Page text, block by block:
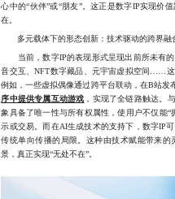
心中的“伙伴”或“朋友”。这正是数字IP实现
在。
多元载体下的形态创新：技术驱动的跨界融
当前，数字IP的表现形式呈现出前所未有的
音交互、NFT数字藏品、元宇宙虚拟空间……
例如，一些虚拟偶像通过跨平台联动，在B站发
序中提供专属互动游戏 ，实现了全链路触达。
象具备了唯一性与所有权属性，使用户不仅能
示或交易。而在AI生成技术的支持下，数字IP
传统单向传播的局限。这种由技术赋能带来
景，真正实现“无处不在”。